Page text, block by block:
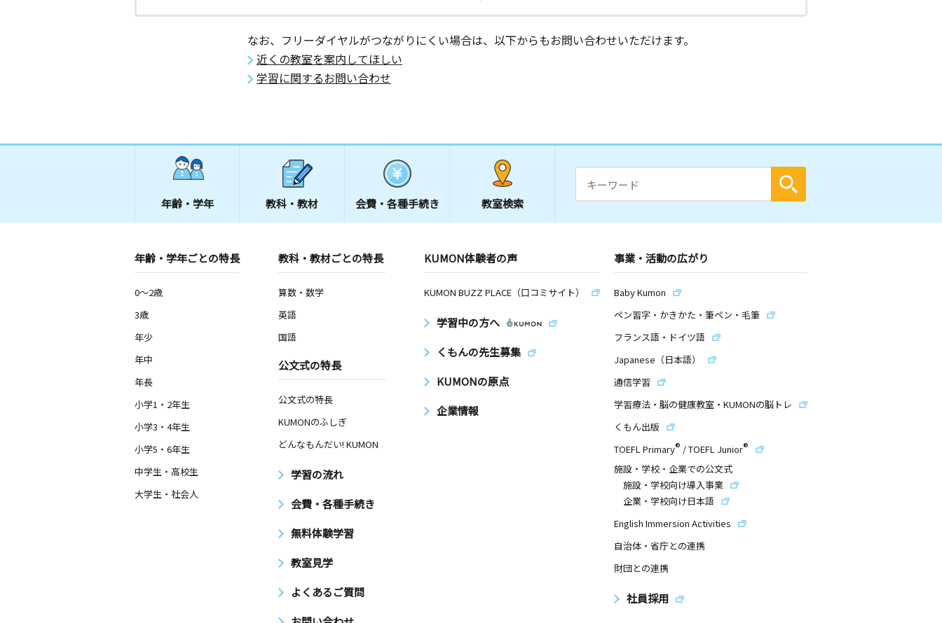
なお、フリーダイヤルがつながりにくい場合は、以下からもお問い合わせいただけます。
近くの教室を案内してほしい
学習に関するお問い合わせ
年齢・学年 教科・教材 会費・ 各種手続き 教室検索
年齢・学年ごとの特長
0～2歳
3歳
年少
年中
年長
小学1・2年生
小学3・4年生
小学5・6年生
中学生・高校生
大学生・社会人
教科・教材ごとの特長
算数・数学
英語
国語
公文式の特長
公文式の特長
KUMONのふしぎ
どんなもんだい! KUMON
学習の流れ
会費・各種手続き
無料体験学習
教室見学
よくあるご質問
KUMON体験者の声
KUMON BUZZ PLACE（口コミサイト）
学習中の方へ
くもんの先生募集
KUMONの原点
企業情報
事業・活動の広がり
Baby Kumon
ペン習字・かきかた・筆ペン・毛筆
フランス語・ドイツ語
Japanese（日本語）
通信学習
学習療法・脳の健康教室・KUMONの脳トレ
くもん出版
TOEFL Primary® /TOEFL Junior®
施設・学校・企業での公文式
施設・学校向け導入事業
企業・学校向け日本語
English Immersion Activities
自治体・省庁との連携
財団との連携
社員採用